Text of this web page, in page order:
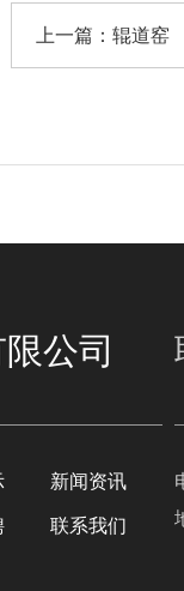
上一篇：辊道窑
公司
新闻资讯
联系我们